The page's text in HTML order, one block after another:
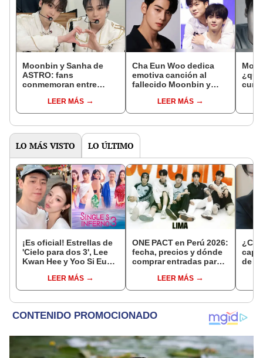
Moonbin y Sanha de
ASTRO: fans
conmemoran entre
del debut como
subunidad
LEER MÁS
Cha Eun Woo dedica
emotiva canción al
fallecido Moonbin y
LEER MÁS
LO MÁS VISTO LO ÚLTIMO
¡Es oficial! Estrellas de
'Cielo para dos 3', Lee
Kwan Hee y Yoo Si Eun,
emocionan a sus
seguidores
LEER MÁS
ONE PACT en Perú 2026:
fecha, precios y dónde
comprar entradas para
grupo de k-pop
LEER MÁS
de